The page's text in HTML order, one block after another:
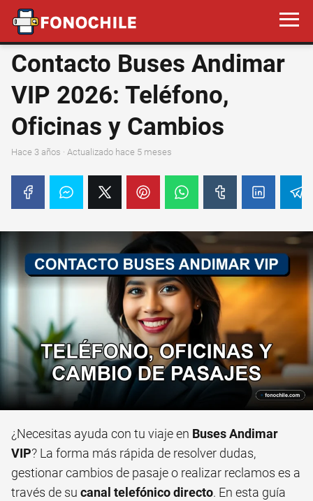
Contacto Buses Andimar
VIP 2026: Teléfono,
Oficinas y Cambios
hace 3 años · Actualizado hace 5 meses
¿Necesitas ayuda con tu viaje en Buses Andimar
VIP? La forma más rápida de resolver dudas,
gestionar cambios de pasaje o realizar reclamos es a
través de su canal telefónico directo. En esta guía